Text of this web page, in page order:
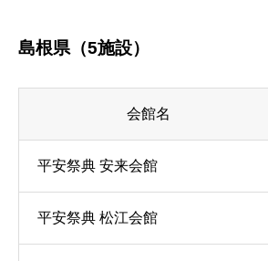
島根県（5施設）
会館名
平安祭典 安来会館
平安祭典 松江会館